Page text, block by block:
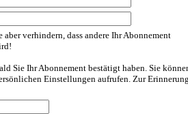
verhindern, dass andere Ihr Abonnement
Sie Ihr Abonnement bestätigt haben. Sie
Einstellungen aufrufen. Zur